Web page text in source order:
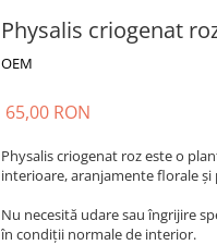
Physalis criogenat
OEM
65,00 RON
Physalis criogenat roz este o
interioare, aranjamente florale și
Nu necesită udare sau îngrijire
în condiții normale de interior.